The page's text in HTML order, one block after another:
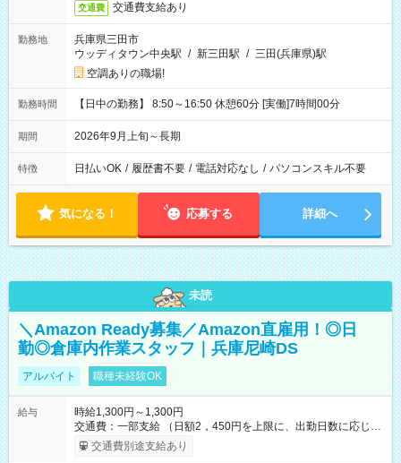
交通費 交通費支給あり
勤務地
兵庫県三田市
ウッディタウン中央駅 / 新三田駅 / 三田(兵庫県)駅
空調ありの職場!
勤務時間 【日中の勤務】 8:50～16:50 休憩60分 [実働]7時間00分
期間 2026年9月上旬～長期
特徴 日払いOK / 履歴書不要 / 電話対応なし / パソコンスキル不要
気になる！ 応募する 詳細へ
未読
＼Amazon Ready募集／Amazon直雇用！◎日
勤◎倉庫内作業スタッフ｜兵庫尼崎DS
アルバイト 職種未経験OK
給与
時給1,300円～1,300円
交通費：一部支給 （日額2，450円を上限に、出勤日数に応じて
実費支給） ※22:00～翌5:00までは時給25%UP！ ■給与前払い
制度あり ※前払い額の上限あり、手数料無料（Amazon負担）
交通費別途支給あり